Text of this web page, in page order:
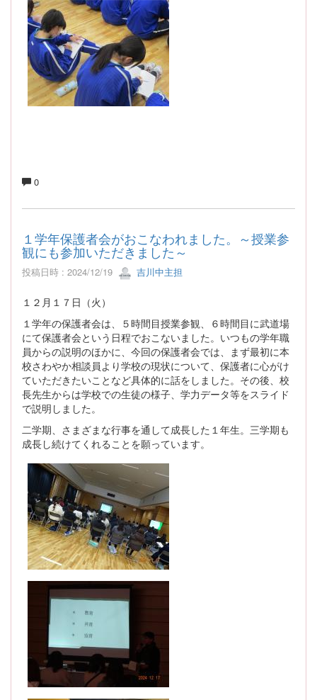
0
１学年保護者会がおこなわれました。～授業参
観にも参加いただきました～
投稿日時 : 2024/12/19 吉川中主担
１２月１７日（火）
１学年の保護者会は、５時間目授業参観、６時間目に武道場
にて保護者会という日程でおこないました。いつもの学年職
員からの説明のほかに、今回の保護者会では、まず最初に本
校さわやか相談員より学校の現状について、保護者に心がけ
ていただきたいことなど具体的に話をしました。その後、校
長先生からは学校での生徒の様子、学力データ等をスライド
で説明しました。
二学期、さまざまな行事を通して成長した１年生。三学期も
成長し続けてくれることを願っています。